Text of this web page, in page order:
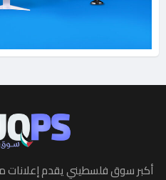
أكبر سوق فلسطيني يقدم